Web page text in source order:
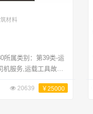
材料
服务,运载工具故障
载工具故障牵引服务,
20639 ￥25000